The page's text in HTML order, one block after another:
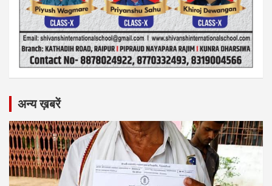
अन्य ख़बरें